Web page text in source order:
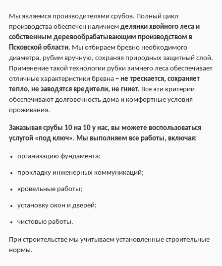
Мы являемся производителями срубов. Полный цикл
производства обеспечен наличием делянки хвойного леса и
собственным деревообрабатывающим производством в
Псковской области. Мы отбираем бревно необходимого
диаметра, рубим вручную, сохраняя природных защитный слой.
Применение такой технологии рубки зимнего леса обеспечивает
отличные характеристики бревна – не трескается, сохраняет
тепло, не заводятся вредители, не гниет. Все эти критерии
обеспечивают долговечность дома и комфортные условия
проживания.
Заказывая срубы 10 на 10 у нас, вы можете воспользоваться
услугой «под ключ». Мы выполняем все работы, включая:
организацию фундамента;
прокладку инженерных коммуникаций;
кровельные работы;
установку окон и дверей;
чистовые работы.
При строительстве мы учитываем установленные строительные
нормы.